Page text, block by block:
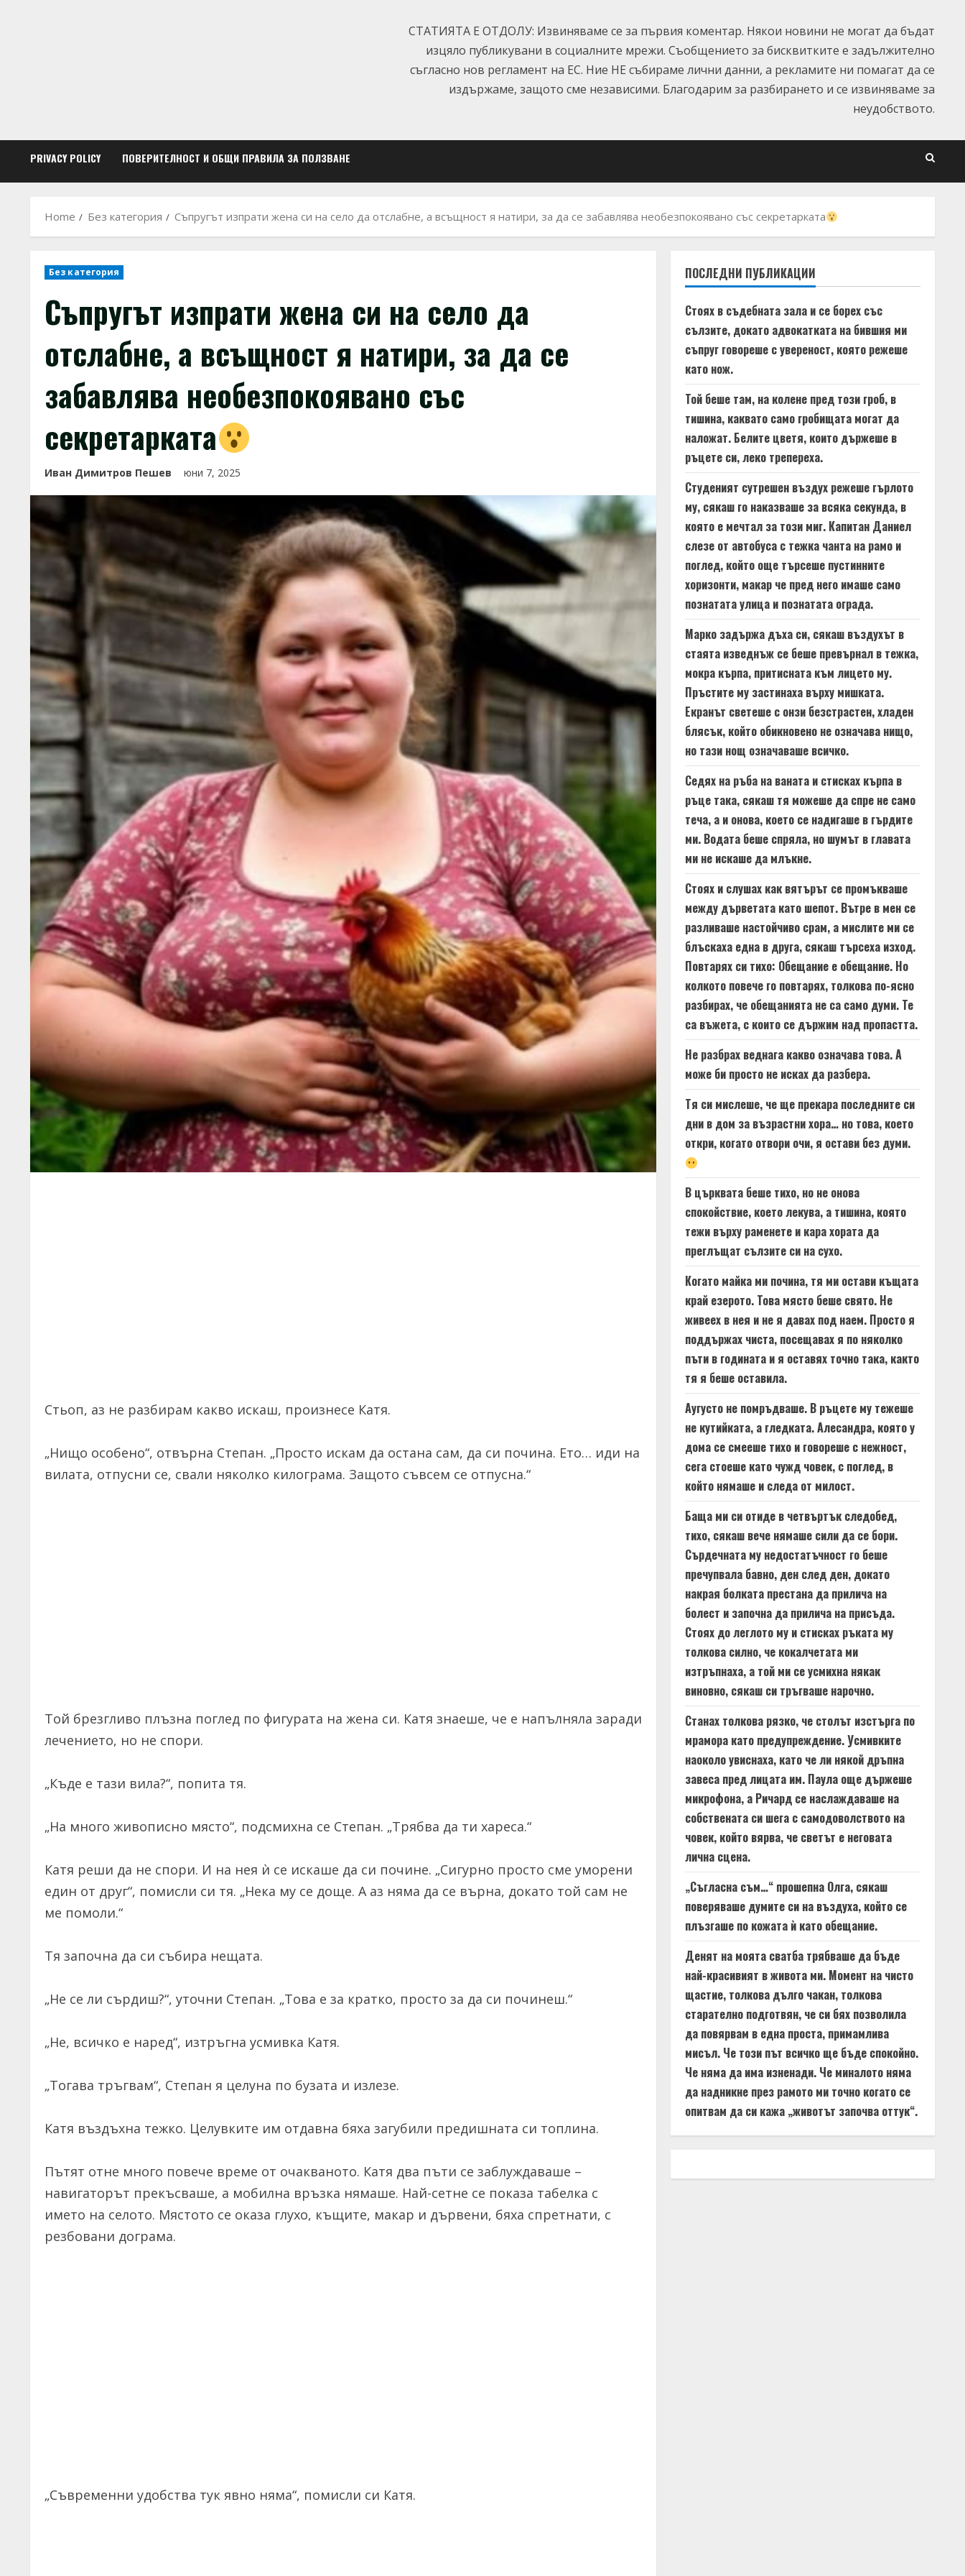
СТАТИЯТА Е ОТДОЛУ: Извиняваме се за първия коментар. Някои новини не могат да бъдат
изцяло публикувани в социалните мрежи. Съобщението за бисквитките е задължително
съгласно нов регламент на ЕС. Ние НЕ събираме лични данни, а рекламите ни помагат да се
издържаме, защото сме независими. Благодарим за разбирането и се извиняваме за
неудобството.
PRIVACY POLICY ПОВЕРИТЕЛНОСТ И ОБЩИ ПРАВИЛА ЗА ПОЛЗВАНЕ
Home Без категория Съпругът изпрати жена си на село да отслабне, а всъщност я натири, за да се забавлява необезпокоявано със секретарката
Без категория
Съпругът изпрати жена си на село да
отслабне, а всъщност я натири, за да се
забавлява необезпокоявано със
секретарката
Иван Димитров Пешев юни 7, 2025
Стьоп, аз не разбирам какво искаш, произнесе Катя.
„Нищо особено“, отвърна Степан. „Просто искам да остана сам, да си почина. Ето… иди на
вилата, отпусни се, свали няколко килограма. Защото съвсем се отпусна.“
Той брезгливо плъзна поглед по фигурата на жена си. Катя знаеше, че е напълняла заради
лечението, но не спори.
„Къде е тази вила?“, попита тя.
„На много живописно място“, подсмихна се Степан. „Трябва да ти хареса.“
Катя реши да не спори. И на нея ѝ се искаше да си почине. „Сигурно просто сме уморени
един от друг“, помисли си тя. „Нека му се доще. А аз няма да се върна, докато той сам не
ме помоли.“
Тя започна да си събира нещата.
„Не се ли сърдиш?“, уточни Степан. „Това е за кратко, просто за да си починеш.“
„Не, всичко е наред“, изтръгна усмивка Катя.
„Тогава тръгвам“, Степан я целуна по бузата и излезе.
Катя въздъхна тежко. Целувките им отдавна бяха загубили предишната си топлина.
Пътят отне много повече време от очакваното. Катя два пъти се заблуждаваше –
навигаторът прекъсваше, а мобилна връзка нямаше. Най-сетне се показа табелка с
името на селото. Мястото се оказа глухо, къщите, макар и дървени, бяха спретнати, с
резбовани дограма.
„Съвременни удобства тук явно няма“, помисли си Катя.
ПОСЛЕДНИ ПУБЛИКАЦИИ
Стоях в съдебната зала и се борех със
сълзите, докато адвокатката на бившия ми
съпруг говореше с увереност, която режеше
като нож.
Той беше там, на колене пред този гроб, в
тишина, каквато само гробищата могат да
наложат. Белите цветя, които държеше в
ръцете си, леко трепереха.
Студеният сутрешен въздух режеше гърлото
му, сякаш го наказваше за всяка секунда, в
която е мечтал за този миг. Капитан Даниел
слезе от автобуса с тежка чанта на рамо и
поглед, който още търсеше пустинните
хоризонти, макар че пред него имаше само
познатата улица и познатата ограда.
Марко задържа дъха си, сякаш въздухът в
стаята изведнъж се беше превърнал в тежка,
мокра кърпа, притисната към лицето му.
Пръстите му застинаха върху мишката.
Екранът светеше с онзи безстрастен, хладен
блясък, който обикновено не означава нищо,
но тази нощ означаваше всичко.
Седях на ръба на ваната и стисках кърпа в
ръце така, сякаш тя можеше да спре не само
теча, а и онова, което се надигаше в гърдите
ми. Водата беше спряла, но шумът в главата
ми не искаше да млъкне.
Стоях и слушах как вятърът се промъкваше
между дърветата като шепот. Вътре в мен се
разливаше настойчиво срам, а мислите ми се
блъскаха една в друга, сякаш търсеха изход.
Повтарях си тихо: Обещание е обещание. Но
колкото повече го повтарях, толкова по-ясно
разбирах, че обещанията не са само думи. Те
са въжета, с които се държим над пропастта.
Не разбрах веднага какво означава това. А
може би просто не исках да разбера.
Тя си мислеше, че ще прекара последните си
дни в дом за възрастни хора… но това, което
откри, когато отвори очи, я остави без думи.
В църквата беше тихо, но не онова
спокойствие, което лекува, а тишина, която
тежи върху раменете и кара хората да
преглъщат сълзите си на сухо.
Когато майка ми почина, тя ми остави къщата
край езерото. Това място беше свято. Не
живеех в нея и не я давах под наем. Просто я
поддържах чиста, посещавах я по няколко
пъти в годината и я оставях точно така, както
тя я беше оставила.
Аугусто не помръдваше. В ръцете му тежеше
не кутийката, а гледката. Алесандра, която у
дома се смееше тихо и говореше с нежност,
сега стоеше като чужд човек, с поглед, в
който нямаше и следа от милост.
Баща ми си отиде в четвъртък следобед,
тихо, сякаш вече нямаше сили да се бори.
Сърдечната му недостатъчност го беше
пречупвала бавно, ден след ден, докато
накрая болката престана да прилича на
болест и започна да прилича на присъда.
Стоях до леглото му и стисках ръката му
толкова силно, че кокалчетата ми
изтръпнаха, а той ми се усмихна някак
виновно, сякаш си тръгваше нарочно.
Станах толкова рязко, че столът изстърга по
мрамора като предупреждение. Усмивките
наоколо увиснаха, като че ли някой дръпна
завеса пред лицата им. Паула още държеше
микрофона, а Ричард се наслаждаваше на
собствената си шега с самодоволството на
човек, който вярва, че светът е неговата
лична сцена.
„Съгласна съм…“ прошепна Олга, сякаш
поверяваше думите си на въздуха, който се
плъзгаше по кожата ѝ като обещание.
Денят на моята сватба трябваше да бъде
най-красивият в живота ми. Момент на чисто
щастие, толкова дълго чакан, толкова
старателно подготвян, че си бях позволила
да повярвам в една проста, примамлива
мисъл. Че този път всичко ще бъде спокойно.
Че няма да има изненади. Че миналото няма
да надникне през рамото ми точно когато се
опитвам да си кажа „животът започва оттук“.